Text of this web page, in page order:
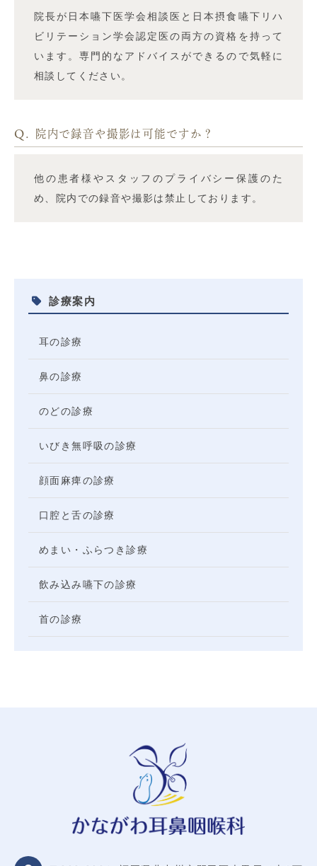
院長が日本嚥下医学会相談医と日本摂食嚥下リハ
ビリテーション学会認定医の両方の資格を持って
います。専門的なアドバイスができるので気軽に
相談してください。
Q. 院内で録音や撮影は可能ですか？
他の患者様やスタッフのプライバシー保護のた
め、院内での録音や撮影は禁止しております。
診療案内
耳の診療
鼻の診療
のどの診療
いびき無呼吸の診療
顔面麻痺の診療
口腔と舌の診療
めまい・ふらつき診療
飲み込み嚥下の診療
首の診療